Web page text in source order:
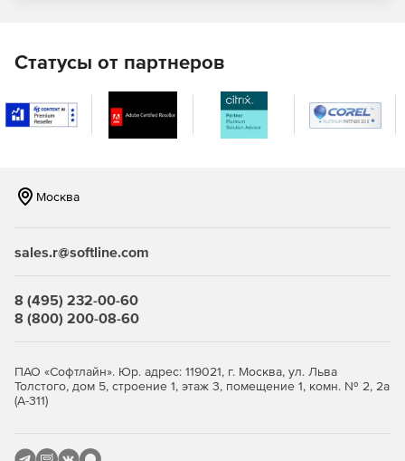
ИП
Бухгалтерские бланки
Для физлиц
Статусы от партнеров
Москва
sales.r@softline.com
8 (495) 232-00-60
8 (800) 200-08-60
ПАО «Софтлайн». Юр. адрес: 119021, г. Москва, ул. Льва
Толстого, дом 5, строение 1, этаж 3, помещение 1, комн. № 2, 2а
(А-311)